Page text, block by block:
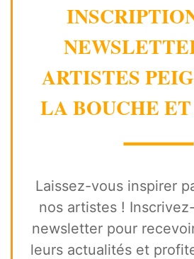
ARTISTES
LA BOUCHE
⸻
Laissez-vous inspirer
nos artistes !
newsletter pour
leurs actualités et